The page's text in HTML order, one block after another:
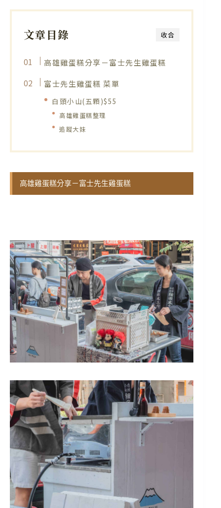
收合
文章目錄
高雄雞蛋糕分享－富士先生雞蛋糕
富士先生雞蛋糕 菜單
白頭小山(五顆)$55
高雄雞蛋糕整理
追蹤大妹
高雄雞蛋糕分享－富士先生雞蛋糕